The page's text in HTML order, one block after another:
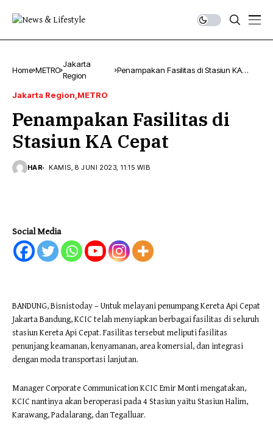
Home METRO
Jakarta
Region
Penampakan Fasilitas di Stasiun KA
Jakarta Region METRO
Penampakan Fasilitas di
Stasiun KA Cepat
HAR KAMIS, 8 JUNI 2023, 11:15 WIB
Social Media
BANDUNG, Bisnistoday – Untuk melayani penumpang Kereta Api Cepat
Jakarta Bandung, KCIC telah menyiapkan berbagai fasilitas di seluruh
stasiun Kereta Api Cepat. Fasilitas tersebut meliputi fasilitas
penunjang keamanan, kenyamanan, area komersial, dan integrasi
dengan moda transportasi lanjutan.
Manager Corporate Communication KCIC Emir Monti mengatakan,
KCIC nantinya akan beroperasi pada 4 Stasiun yaitu Stasiun Halim,
Karawang, Padalarang, dan Tegalluar.